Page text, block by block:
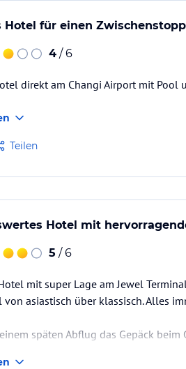
Hotel für einen
4 / 6
direkt am Changi Airport mit
Teilen
Hotel mit
5 / 6
mit super Lage am Jewel
von asiastisch über klassisch. Alles
späten Abflug das Gepäck